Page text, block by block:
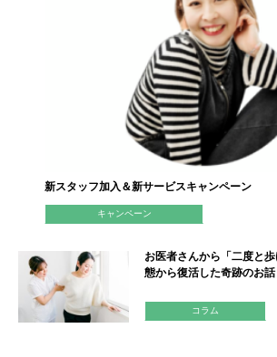
新スタッフ加入＆新サービスキャンペーン
キャンペーン
お医者さんから「二度と
態から復活した奇跡のお話
コラム